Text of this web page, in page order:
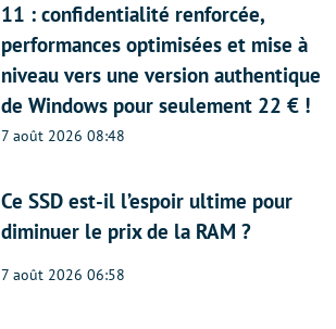
11 : confidentialité renforcée,
performances optimisées et mise à
niveau vers une version authentique
de Windows pour seulement 22 € !
7 août 2026 08:48
Ce SSD est-il l’espoir ultime pour
diminuer le prix de la RAM ?
7 août 2026 06:58